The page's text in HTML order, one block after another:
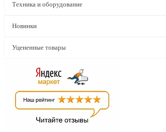
Техника и оборудование
Новинки
Уцененные товары